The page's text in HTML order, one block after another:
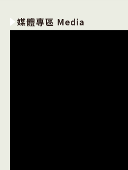
媒體專區 Media